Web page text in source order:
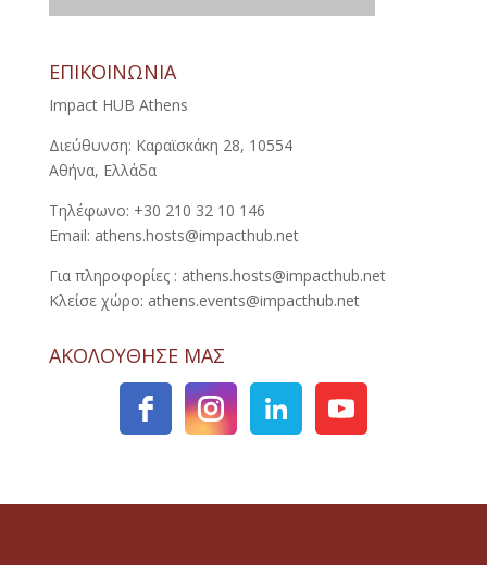
ΕΠΙΚΟΙΝΩΝΙΑ
Impact HUB Athens
Διεύθυνση: Καραϊσκάκη 28, 10554
Αθήνα, Ελλάδα
Τηλέφωνο: +30 210 32 10 146
Email: athens.hosts@impacthub.net
Για πληροφορίες : athens.hosts@impacthub.net
Κλείσε χώρο: athens.events@impacthub.net
ΑΚΟΛΟΥΘΗΣΕ ΜΑΣ